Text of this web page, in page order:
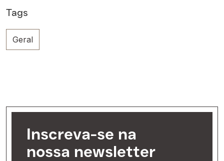
Tags
Geral
Inscreva-se na
nossa newsletter